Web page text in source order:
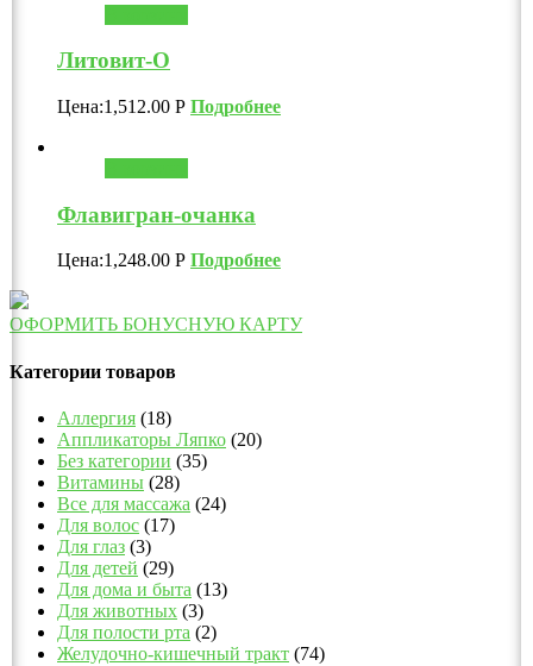
Литовит-О
Цена:1,512.00 Р Подробнее
Флавигран-очанка
Цена:1,248.00 Р Подробнее
ОФОРМИТЬ БОНУСНУЮ КАРТУ
Категории товаров
Аллергия (18)
Аппликаторы Ляпко (20)
Без категории (35)
Витамины (28)
Все для массажа (24)
Для волос (17)
Для глаз (3)
Для детей (29)
Для дома и быта (13)
Для животных (3)
Для полости рта (2)
Желудочно-кишечный тракт (74)